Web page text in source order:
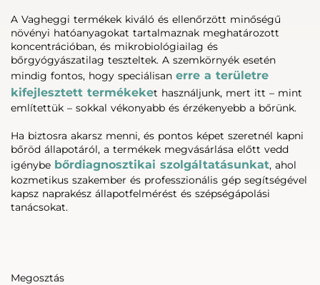
A Vagheggi termékek kiváló és ellenőrzött minőségű
növényi hatóanyagokat tartalmaznak meghatározott
koncentrációban, és mikrobiológiailag és
bőrgyógyászatilag teszteltek. A szemkörnyék esetén
mindig fontos, hogy speciálisan erre a területre
kifejlesztett termékeket használjunk, mert itt – mint
említettük – sokkal vékonyabb és érzékenyebb a bőrünk.
Ha biztosra akarsz menni, és pontos képet szeretnél kapni
bőröd állapotáról, a termékek megvásárlása előtt vedd
igénybe bőrdiagnosztikai szolgáltatásunkat, ahol
kozmetikus szakember és professzionális gép segítségével
kapsz naprakész állapotfelmérést és szépségápolási
tanácsokat.
Megosztás